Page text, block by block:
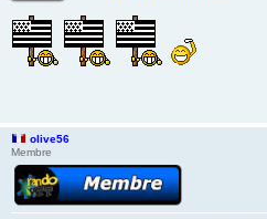
olive56
Membre